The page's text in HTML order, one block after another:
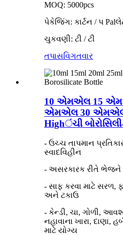
MOQ: 5000pcs
પેકેજિંગ: કાર્ટન / પ
ચુકવણી: ટી / ટી
તપાસવિગતવાર
10 એમએલ 15
એમએલ 30
Highંચી
- ઉચ્ચ તાપમાન
સ્વાદવિહીન
- અસરકારક રીતે ભેજને
- સાફ કરવા માટે સરળ,
અને ટકાઉ
- કેન્ડી, ચા, ગોળી,
નહાવાના ખારા, દાણા,
માટે યોગ્ય